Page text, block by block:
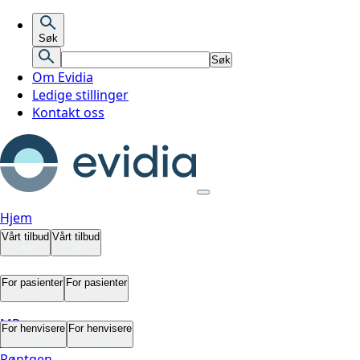
Søk
Søk
Om Evidia
Ledige stillinger
Kontakt oss
Hjem
Vårt tilbud Vårt tilbud
Vårt tilbud
MR
CT
For pasienter For pasienter
For pasienter
For henvisere For henvisere